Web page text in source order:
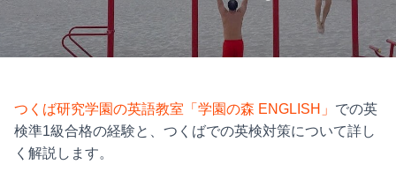
を
り
替
つくば研究学園の英語教室「学園の森 ENGLISH」 での英
検準1級合格の経験と、つくばでの英検対策について詳し
く解説します。